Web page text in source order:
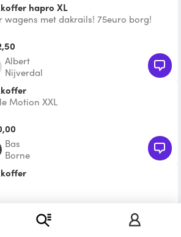
hapro XL
wagens met dakrails! 75euro borg!
Albert
Nijverdal
Motion XXL
Bas
Borne
Wendelieke